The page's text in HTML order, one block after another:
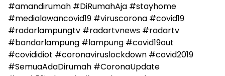
#amandirumah #DiRumahAja #stayhome
#medialawancovid19 #viruscorona #covid19
#radarlampungtv #radartvnews #radartv
#bandarlampung #lampung #covid19out
#covididiot #coronaviruslockdown #covid2019
#SemuaAdaDirumah #CoronaUpdate